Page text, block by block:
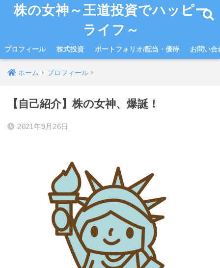
株の女神～王道投資でハッピー
ライフ～
プロフィール 株式投資 ポートフォリオ/配当・優待 お問い合
ホーム プロフィール
【自己紹介】株の女神、爆誕！
2021年9月26日